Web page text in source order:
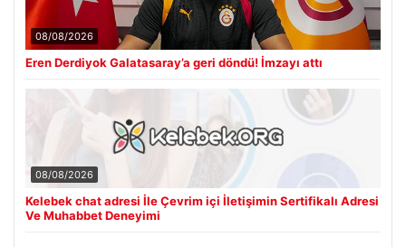
08/08/2026
Eren Derdiyok Galatasaray’a geri döndü! İmzayı attı
08/08/2026
Kelebek chat adresi İle Çevrim içi İletişimin Sertifikalı Adresi
Ve Muhabbet Deneyimi